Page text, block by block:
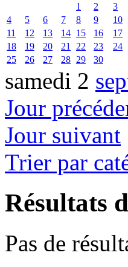
1
2
3
4
5 6 7 8 9
10
11
12 13 14 15 16
17
18
19 20 21 22 23
24
25
26 27 28 29 30
samedi 2
Jour
Jour suivant
Trier par
Résultats
Pas de